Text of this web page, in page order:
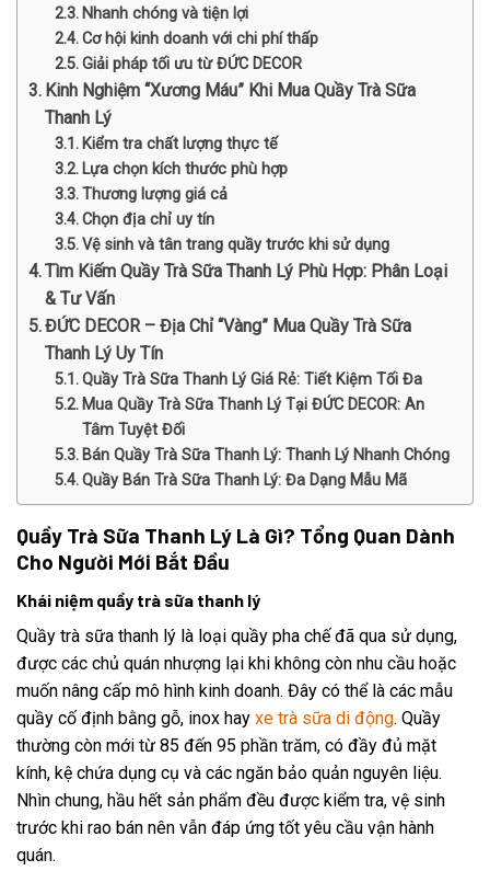
Nhanh chóng và tiện lợi
Cơ hội kinh doanh với chi phí thấp
Giải pháp tối ưu từ ĐỨC DECOR
Kinh Nghiệm “Xương Máu” Khi Mua Quầy Trà Sữa
Thanh Lý
Kiểm tra chất lượng thực tế
Lựa chọn kích thước phù hợp
Thương lượng giá cả
Chọn địa chỉ uy tín
Vệ sinh và tân trang quầy trước khi sử dụng
Tìm Kiếm Quầy Trà Sữa Thanh Lý Phù Hợp: Phân Loại
& Tư Vấn
ĐỨC DECOR – Địa Chỉ “Vàng” Mua Quầy Trà Sữa
Thanh Lý Uy Tín
Quầy Trà Sữa Thanh Lý Giá Rẻ: Tiết Kiệm Tối Đa
Mua Quầy Trà Sữa Thanh Lý Tại ĐỨC DECOR: An
Tâm Tuyệt Đối
Bán Quầy Trà Sữa Thanh Lý: Thanh Lý Nhanh Chóng
Quầy Bán Trà Sữa Thanh Lý: Đa Dạng Mẫu Mã
Quầy Trà Sữa Thanh Lý Là Gì? Tổng Quan Dành
Cho Người Mới Bắt Đầu
Khái niệm quầy trà sữa thanh lý
Quầy trà sữa thanh lý là loại quầy pha chế đã qua sử dụng,
được các chủ quán nhượng lại khi không còn nhu cầu hoặc
muốn nâng cấp mô hình kinh doanh. Đây có thể là các mẫu
quầy cố định bằng gỗ, inox hay xe trà sữa di động. Quầy
thường còn mới từ 85 đến 95 phần trăm, có đầy đủ mặt
kính, kệ chứa dụng cụ và các ngăn bảo quản nguyên liệu.
Nhìn chung, hầu hết sản phẩm đều được kiểm tra, vệ sinh
trước khi rao bán nên vẫn đáp ứng tốt yêu cầu vận hành
quán.